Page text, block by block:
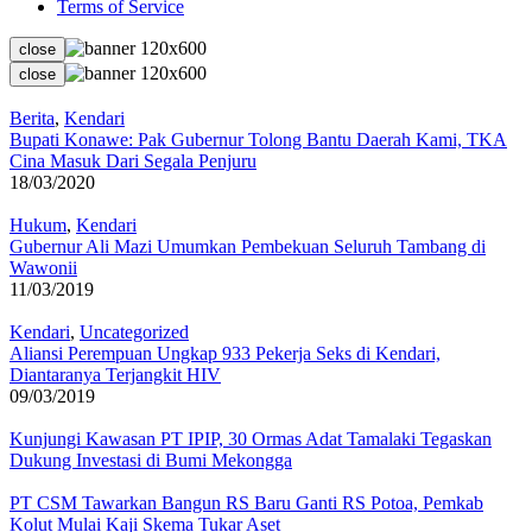
Terms of Service
close
close
Berita, Kendari
Bupati Konawe: Pak Gubernur Tolong Bantu Daerah Kami, TKA
Cina Masuk Dari Segala Penjuru
18/03/2020
Hukum, Kendari
Gubernur Ali Mazi Umumkan Pembekuan Seluruh Tambang di
Wawonii
11/03/2019
Kendari, Uncategorized
Aliansi Perempuan Ungkap 933 Pekerja Seks di Kendari,
Diantaranya Terjangkit HIV
09/03/2019
Kunjungi Kawasan PT IPIP, 30 Ormas Adat Tamalaki Tegaskan
Dukung Investasi di Bumi Mekongga
PT CSM Tawarkan Bangun RS Baru Ganti RS Potoa, Pemkab
Kolut Mulai Kaji Skema Tukar Aset